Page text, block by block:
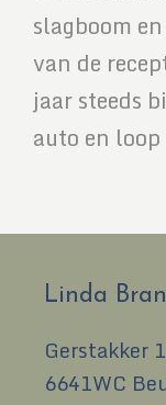
slagboom
van de
jaar steeds
auto en
Linda
Gerstakker
6641WC